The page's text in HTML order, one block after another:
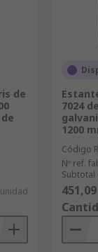
de
7024
1200
Código
Nº ref.
Subtotal